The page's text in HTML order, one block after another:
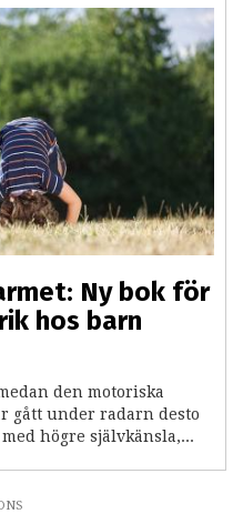
Ny bok för
hos barn
den motoriska
gått under radarn desto
högre självkänsla,...